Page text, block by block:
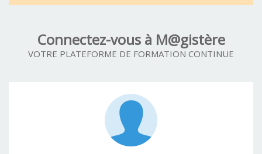
Connectez-vous à M@gistère
VOTRE PLATEFORME DE FORMATION CONTINUE